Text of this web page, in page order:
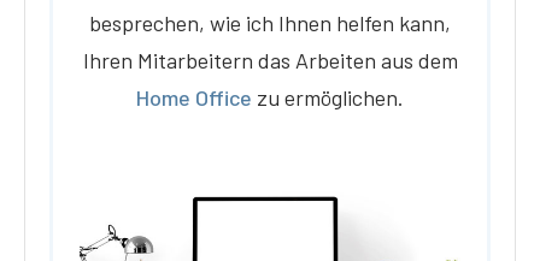
besprechen, wie ich Ihnen helfen kann,
Ihren Mitarbeitern das Arbeiten aus dem
Home Office zu ermöglichen.